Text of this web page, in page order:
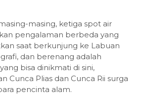
masing, ketiga spot air
pengalaman berbeda yang
saat berkunjung ke Labuan
dan berenang adalah
bisa dinikmati di sini,
Cunca Plias dan Cunca Rii surga
pencinta alam.